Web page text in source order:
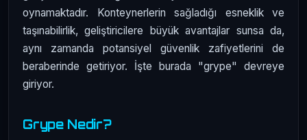
oynamaktadır. Konteynerlerin sağladığı esneklik ve
taşınabilirlik, geliştiricilere büyük avantajlar sunsa da,
aynı zamanda potansiyel güvenlik zafiyetlerini de
beraberinde getiriyor. İşte burada "grype" devreye
giriyor.
Grype Nedir?